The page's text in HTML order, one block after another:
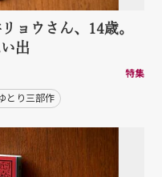
ョウさん、14歳。
出
特集
とり三部作